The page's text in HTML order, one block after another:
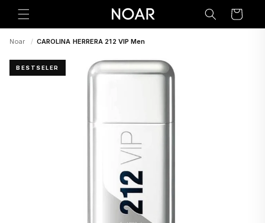
na
Korpa
Noar / CAROLINA HERRERA 212 VIP Men
BESTSELER